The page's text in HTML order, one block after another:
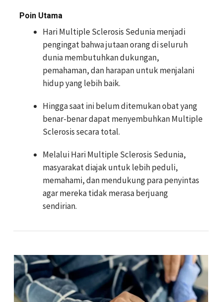
Poin Utama
Hari Multiple Sclerosis Sedunia menjadi
pengingat bahwa jutaan orang di seluruh
dunia membutuhkan dukungan,
pemahaman, dan harapan untuk menjalani
hidup yang lebih baik.
Hingga saat ini belum ditemukan obat yang
benar-benar dapat menyembuhkan Multiple
Sclerosis secara total.
Melalui Hari Multiple Sclerosis Sedunia,
masyarakat diajak untuk lebih peduli,
memahami, dan mendukung para penyintas
agar mereka tidak merasa berjuang
sendirian.